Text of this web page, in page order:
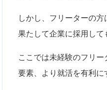
しかし、フリーターの
果たして企業に採用して
ここでは未経験のフリ
要素、より就活を有利に